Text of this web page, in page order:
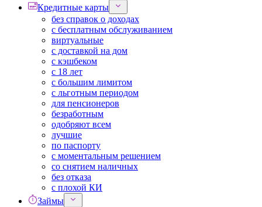
Кредитные карты
без справок о доходах
с бесплатным обслуживанием
виртуальные
с доставкой на дом
с кэшбеком
с 18 лет
с большим лимитом
с льготным периодом
для пенсионеров
безработным
одобряют всем
лучшие
по паспорту
с моментальным решением
со снятием наличных
без отказа
с плохой КИ
Займы